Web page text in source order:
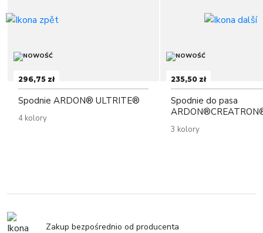
296,75 zł
Spodnie ARDON® ULTRITE®
4 kolory
235,50 zł
Spodnie do pasa
3 kolory
Zakup bezpośrednio od producenta